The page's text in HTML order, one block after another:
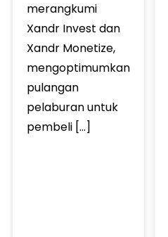
merangkumi
Xandr Invest dan
Xandr Monetize,
mengoptimumkan
pulangan
pelaburan untuk
pembeli […]